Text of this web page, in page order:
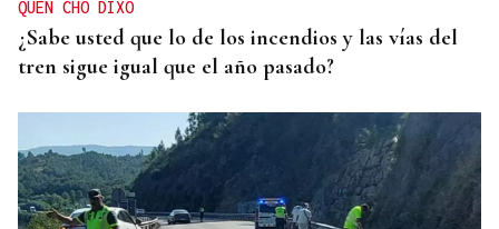
QUEN CHO DIXO
¿Sabe usted que lo de los incendios y las vías del
tren sigue igual que el año pasado?